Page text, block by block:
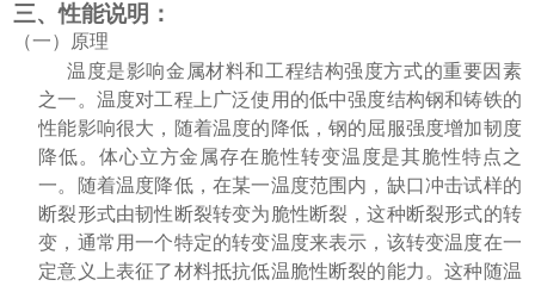
三、性能说明：
（一）原理
温度是影响金属材料和工程结构强度方式的重要因素
之一。温度对工程上广泛使用的低中强度结构钢和铸铁的
性能影响很大，随着温度的降低，钢的屈服强度增加韧度
降低。体心立方金属存在脆性转变温度是其脆性特点之
一。随着温度降低，在某一温度范围内，缺口冲击试样的
断裂形式由韧性断裂转变为脆性断裂，这种断裂形式的转
变，通常用一个特定的转变温度来表示，该转变温度在一
定意义上表征了材料抵抗低温脆性断裂的能力。这种随温